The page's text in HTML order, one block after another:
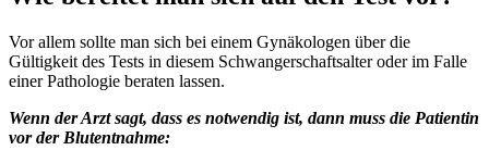
Vor allem sollte man sich bei einem Gynäkologen über die
Gültigkeit des Tests in diesem Schwangerschaftsalter oder im Falle
einer Pathologie beraten lassen.
Wenn der Arzt sagt, dass es notwendig ist, dann muss die Patientin
vor der Blutentnahme: